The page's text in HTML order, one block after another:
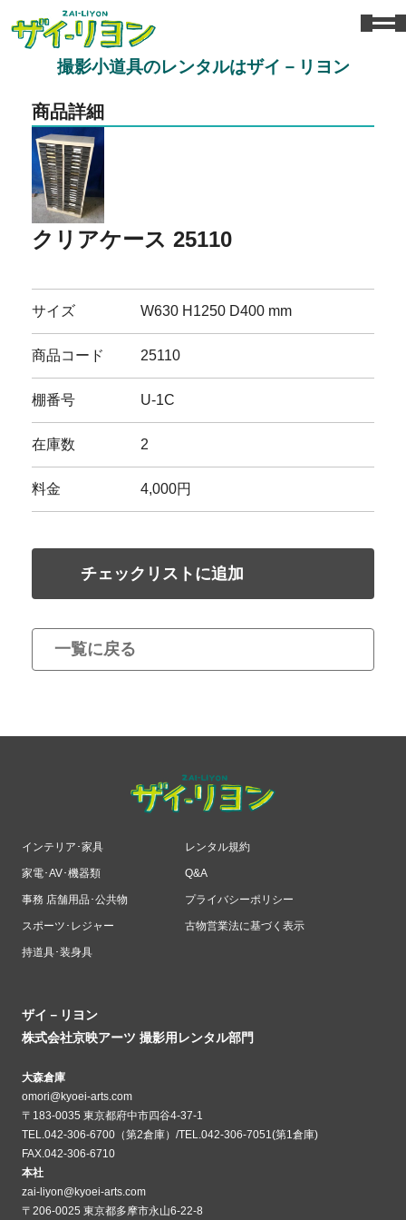
撮影小道具のレンタルはザイ－リヨン
商品詳細
クリアケース 25110
サイズ W630 H1250 D400 mm
商品コード 25110
棚番号 U-1C
在庫数 2
料金 4,000円
チェックリストに追加
一覧に戻る
インテリア･家具
家電･AV･機器類
事務 店舗用品･公共物
スポーツ･レジャー
持道具･装身具
レンタル規約
Q&A
プライバシーポリシー
古物営業法に基づく表示
ザイ－リヨン
株式会社京映アーツ 撮影用レンタル部門
大森倉庫
omori@kyoei-arts.com
〒183-0035 東京都府中市四谷4-37-1
TEL.042-306-6700（第2倉庫）/TEL.042-306-7051(第1倉庫)
FAX.042-306-6710
本社
zai-liyon@kyoei-arts.com
〒206-0025 東京都多摩市永山6-22-8